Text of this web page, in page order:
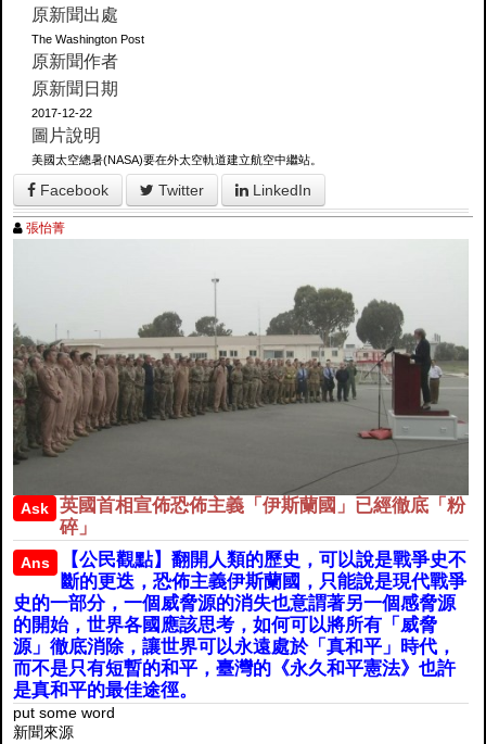
原新聞出處
The Washington Post
原新聞作者
原新聞日期
2017-12-22
圖片說明
美國太空總暑(NASA)要在外太空軌道建立航空中繼站。
Facebook Twitter LinkedIn
張怡菁
Ask
英國首相宣佈恐佈主義「伊斯蘭國」已經徹底「粉
碎」
Ans
【公民觀點】翻開人類的歷史，可以說是戰爭史不
斷的更迭，恐佈主義伊斯蘭國，只能說是現代戰爭
史的一部分，一個威脅源的消失也意謂著另一個感脅源
的開始，世界各國應該思考，如何可以將所有「威脅
源」徹底消除，讓世界可以永遠處於「真和平」時代，
而不是只有短暫的和平，臺灣的《永久和平憲法》也許
是真和平的最佳途徑。
put some word
新聞來源